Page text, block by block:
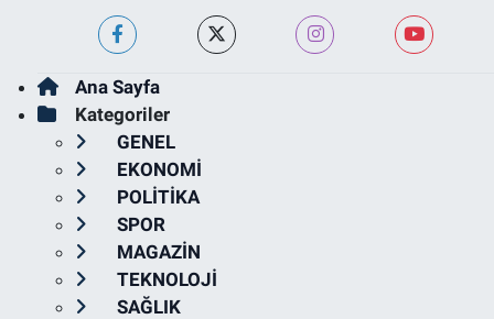
Ana Sayfa
Kategoriler
GENEL
EKONOMİ
POLİTİKA
SPOR
MAGAZİN
TEKNOLOJİ
SAĞLIK